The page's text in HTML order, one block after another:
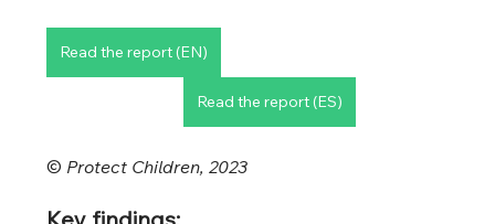
Read the report (EN)
Read the report (ES)
© Protect Children, 2023